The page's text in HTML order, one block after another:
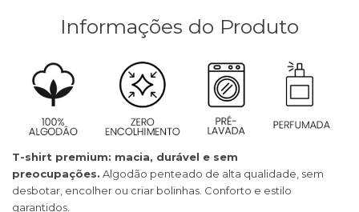
Informações do Produto
T-shirt premium: macia, durável e sem
preocupações. Algodão penteado de alta qualidade, sem
desbotar, encolher ou criar bolinhas. Conforto e estilo
garantidos.